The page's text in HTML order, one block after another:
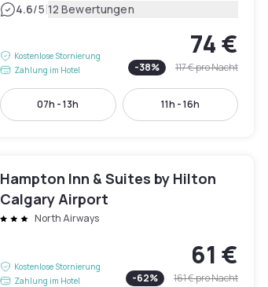
4.6/5|12 Bewertungen
Kostenlose Stornierung
Zahlung im Hotel
74 €
-38% 117 €pro Nacht
07h - 13h 11h - 16h
Hampton Inn & Suites by Hilton
Calgary Airport
North Airways
Kostenlose Stornierung
Zahlung im Hotel
61 €
-62% 161 €pro Nacht